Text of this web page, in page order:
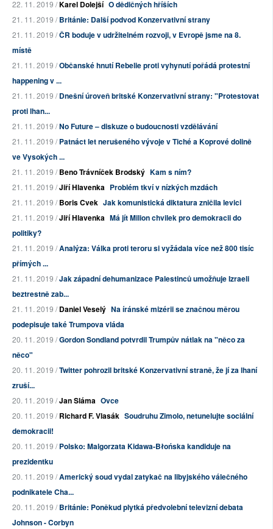
22. 11. 2019 /Karel Dolejší O dědičných hříších
21. 11. 2019 /Británie: Další podvod Konzervativní strany
21. 11. 2019 /ČR boduje v udržitelném rozvoji, v Evropě jsme na 8.
místě
21. 11. 2019 /Občanské hnutí Rebelie proti vyhynutí pořádá protestní
happening v ...
21. 11. 2019 /Dnešní úroveň britské Konzervativní strany: "Protestovat
proti lhan...
21. 11. 2019 /No Future – diskuze o budoucnosti vzdělávání
21. 11. 2019 /Patnáct let nerušeného vývoje v Tiché a Koprové dolině
ve Vysokých ...
21. 11. 2019 /Beno Trávníček Brodský Kam s ním?
21. 11. 2019 /Jiří Hlavenka Problém tkví v nízkých mzdách
21. 11. 2019 /Boris Cvek Jak komunistická diktatura zničila levici
21. 11. 2019 /Jiří Hlavenka Má jít Milion chvilek pro demokracii do
politiky?
21. 11. 2019 /Analýza: Válka proti teroru si vyžádala více než 800 tisíc
přímých ...
21. 11. 2019 /Jak západní dehumanizace Palestinců umožňuje Izraeli
beztrestně zab...
21. 11. 2019 /Daniel Veselý Na íránské mizérii se značnou měrou
podepisuje také Trumpova vláda
20. 11. 2019 /Gordon Sondland potvrdil Trumpův nátlak na "něco za
něco"
20. 11. 2019 /Twitter pohrozil britské Konzervativní straně, že jí za lhaní
zruší...
20. 11. 2019 /Jan Sláma Ovce
20. 11. 2019 /Richard F. Vlasák Soudruhu Zimolo, netunelujte sociální
demokracii!
20. 11. 2019 /Polsko: Malgorzata Kidawa-Błońska kandiduje na
prezidentku
20. 11. 2019 /Americký soud vydal zatykač na libyjského válečného
podnikatele Cha...
20. 11. 2019 /Británie: Poněkud plytká předvolební televizní debata
Johnson - Corbyn